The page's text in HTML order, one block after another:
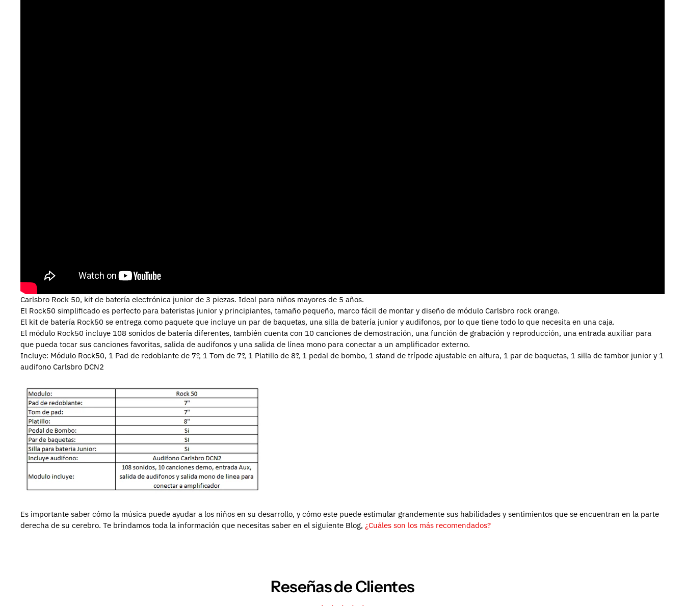
Carlsbro Rock 50, kit de batería electrónica junior de 3 piezas. Ideal para niños mayores de 5 años.
El Rock50 simplificado es perfecto para bateristas junior y principiantes, tamaño pequeño, marco fácil de montar y diseño de módulo Carlsbro rock orange.
El kit de batería Rock50 se entrega como paquete que incluye un par de baquetas, una silla de batería junior y audifonos, por lo que tiene todo lo que necesita en una caja.
El módulo Rock50 incluye 108 sonidos de batería diferentes, también cuenta con 10 canciones de demostración, una función de grabación y reproducción, una entrada auxiliar para
que pueda tocar sus canciones favoritas, salida de audifonos y una salida de línea mono para conectar a un amplificador externo.
Incluye: Módulo Rock50, 1 Pad de redoblante de 7?, 1 Tom de 7?, 1 Platillo de 8?, 1 pedal de bombo, 1 stand de trípode ajustable en altura, 1 par de baquetas, 1 silla de tambor junior y 1
audifono Carlsbro DCN2
Es importante saber cómo la música puede ayudar a los niños en su desarrollo, y cómo este puede estimular grandemente sus habilidades y sentimientos que se encuentran en la parte
derecha de su cerebro. Te brindamos toda la información que necesitas saber en el siguiente Blog, ¿Cuáles son los más recomendados?
Reseñas de Clientes